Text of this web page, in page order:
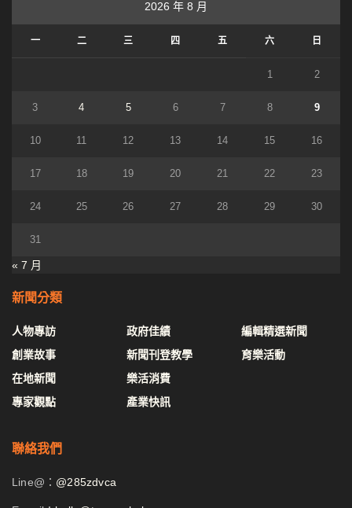
2026 年 8 月
一 二 三 四 五 六 日
1 2
3 4 5 6 7 8 9
10 11 12 13 14 15 16
17 18 19 20 21 22 23
24 25 26 27 28 29 30
31
« 7 月
新聞分類
人物專訪
創業故事
在地新聞
專家觀點
政府佳績
新聞刊登教學
樂活消費
產業快訊
編輯精選新聞
育樂活動
聯絡我們
Line@： @285zdvca